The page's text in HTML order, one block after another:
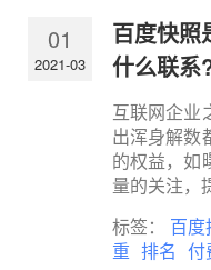
01
2021-03
百度快照
什么联系
互联网企业
出浑身解数
的权益，如
量的关注，
标签： 百度
重 排名 付